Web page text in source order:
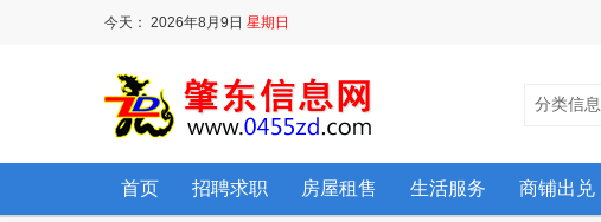
今天： 2026年8月9日 星期日
分类信息
首页 招聘求职 房屋租售 生活服务 商铺出兑